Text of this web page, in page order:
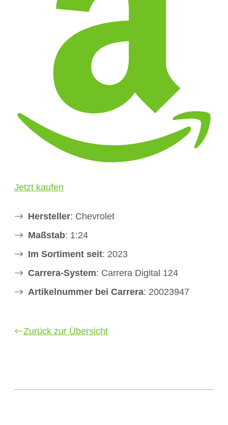
Jetzt kaufen
Hersteller: Chevrolet
Maßstab: 1:24
Im Sortiment seit: 2023
Carrera-System: Carrera Digital 124
Artikelnummer bei Carrera: 20023947
Zurück zur Übersicht